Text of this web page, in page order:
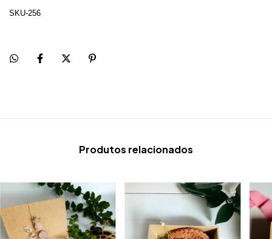
SKU-256
Produtos relacionados